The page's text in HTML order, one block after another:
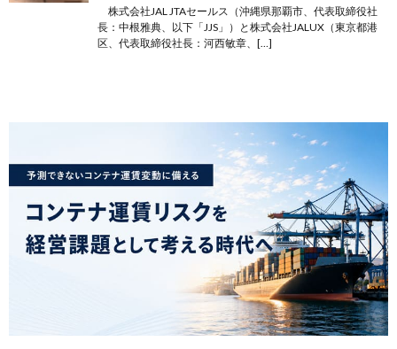
株式会社JAL JTAセールス（沖縄県那覇市、代表取締役社
長：中根雅典、以下「JJS」）と株式会社JALUX（東京都港
区、代表取締役社長：河西敏章、[…]